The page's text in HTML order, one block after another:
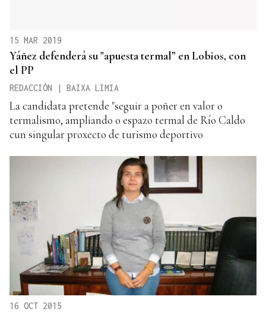
15 MAR 2019
Yáñez defenderá su "apuesta termal” en Lobios, con
el PP
REDACCIÓN | BAIXA LIMIA
La candidata pretende "seguir a poñer en valor o
termalismo, ampliando o espazo termal de Río Caldo
cun singular proxecto de turismo deportivo
16 OCT 2015